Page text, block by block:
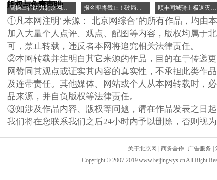
曹操出行助力北京网约车焕新，吉利·曹操 报名即将截止！破局降本增效难题，揭秘企业 顺丰同城骑士极速灭火，小区居民：够勇敢够
版权与免责声明:
①凡本网注明"来源： 北京网综合"的所有作品，均由
加入大量个人点评、观点、配图等内容，版权均属于
可，禁止转载，违反者本网将追究相关法律责任。
②本网转载并注明自其它来源的作品，目的在于传递
网赞同其观点或证实其内容的真实性，不承担此类作
及连带责任。其他媒体、网站或个人从本网转载时，
品来源，并自负版权等法律责任。
③如涉及作品内容、版权等问题，请在作品发表之日
我们将在您联系我们之后24小时内予以删除，否则视
关于北京网 商务合作 广告服务
Copyright © 2007-2019 www.beijingwys.cn All Right